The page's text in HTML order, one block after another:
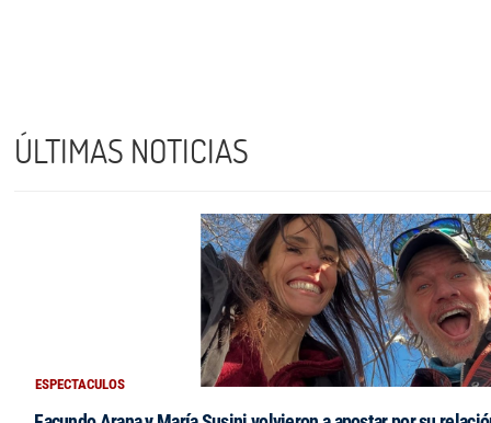
ÚLTIMAS NOTICIAS
ESPECTACULOS